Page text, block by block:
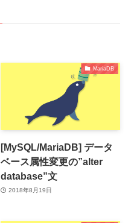
MariaDB
[MySQL/MariaDB] データ
ベース属性変更の”alter
database”文
2018年8月19日